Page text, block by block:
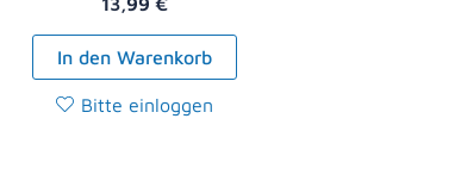
In den Warenkorb
Bitte einloggen